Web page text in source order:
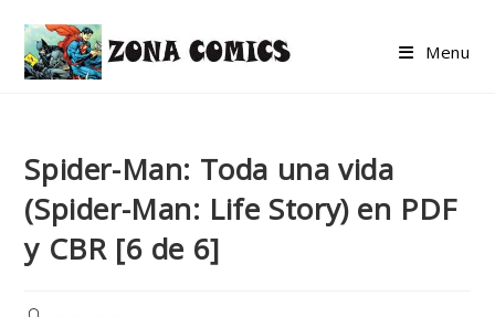
content
Menu
Spider-Man: Toda una vida
(Spider-Man: Life Story) en PDF
y CBR [6 de 6]